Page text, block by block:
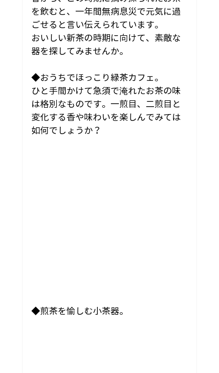
を飲むと、一年間無病息災で元気に過
ごせると言い伝えられています。
おいしい新茶の時期に向けて、素敵な
器を探してみませんか。
◆おうちでほっこり緑茶カフェ。
ひと手間かけて急須で淹れたお茶の味
は格別なものです。一煎目、二煎目と
変化する香や味わいを楽しんでみては
如何でしょうか？
◆煎茶を愉しむ小茶器。